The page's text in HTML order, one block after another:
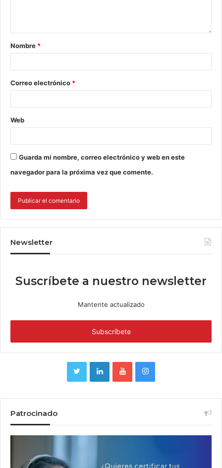
Nombre *
Correo electrónico *
Web
Guarda mi nombre, correo electrónico y web en este
navegador para la próxima vez que comente.
Newsletter
Suscríbete a nuestro newsletter
Mantente actualizado
Patrocinado